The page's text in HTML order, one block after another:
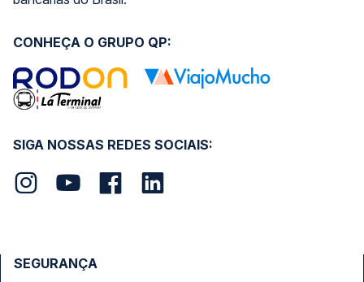
SIGA NOSSAS REDES SOCIAIS:
CONHEÇA O GRUPO QP:
SEGURANÇA